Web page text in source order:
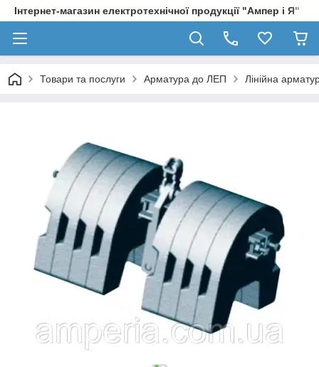
Інтернет-магазин електротехнічної продукції "Ампер і Я"
Товари та послуги Арматура до ЛЕП Лінійна